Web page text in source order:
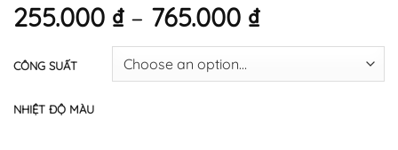
255.000 ₫– 765.000 ₫
CÔNG SUẤT
NHIỆT ĐỘ MÀU